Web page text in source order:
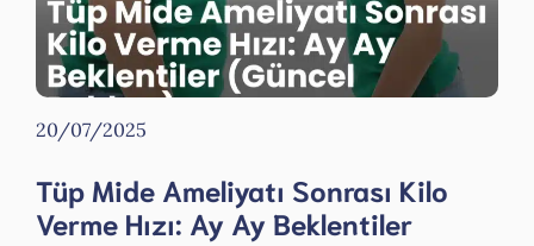
20/07/2025
Tüp Mide Ameliyatı Sonrası Kilo
Verme Hızı: Ay Ay Beklentiler